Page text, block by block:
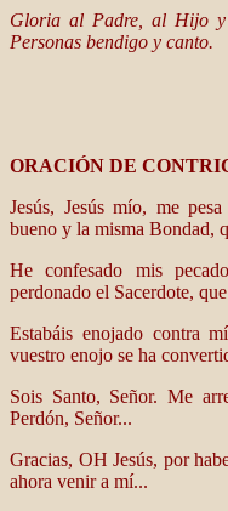
Gloria al Padre, al Hijo
Personas bendigo y canto.
ORACIÓN DE
Jesús, Jesús mío, me
bueno y la misma Bondad,
He confesado mis
perdonado el Sacerdote,
Estabáis enojado contra
vuestro enojo se ha
Sois Santo, Señor. Me
Perdón, Señor...
Gracias, OH Jesús, por
ahora venir a mí...